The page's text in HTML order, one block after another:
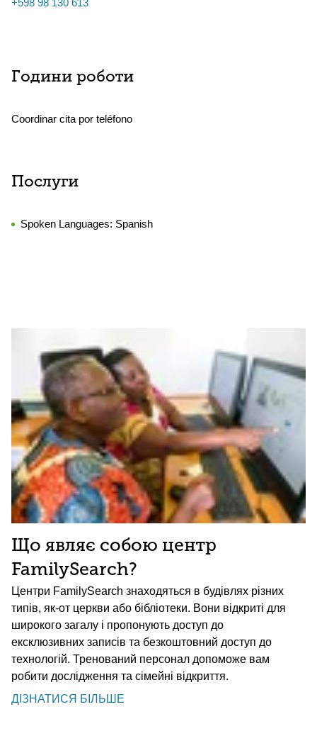
+598 98 130 613
Години роботи
Coordinar cita por teléfono
Послуги
Spoken Languages: Spanish
Що являє собою центр
FamilySearch?
Центри FamilySearch знаходяться в будівлях різних
типів, як-от церкви або бібліотеки. Вони відкриті для
широкого загалу і пропонують доступ до
ексклюзивних записів та безкоштовний доступ до
технологій. Тренований персонал допоможе вам
робити дослідження та сімейні відкриття.
ДІЗНАТИСЯ БІЛЬШЕ